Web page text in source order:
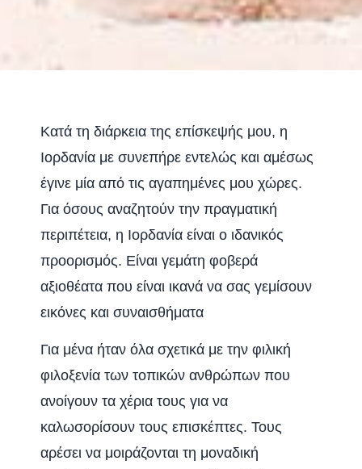
Κατά τη διάρκεια της επίσκεψής μου, η
Ιορδανία με συνεπήρε εντελώς και αμέσως
έγινε μία από τις αγαπημένες μου χώρες.
Για όσους αναζητούν την πραγματική
περιπέτεια, η Ιορδανία είναι ο ιδανικός
προορισμός. Είναι γεμάτη φοβερά
αξιοθέατα που είναι ικανά να σας γεμίσουν
εικόνες και συναισθήματα
Για μένα ήταν όλα σχετικά με την φιλική
φιλοξενία των τοπικών ανθρώπων που
ανοίγουν τα χέρια τους για να
καλωσορίσουν τους επισκέπτες. Τους
αρέσει να μοιράζονται τη μοναδική